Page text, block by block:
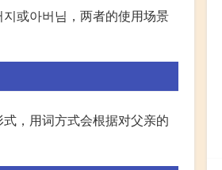
或아버님，两者的使用场景
，用词方式会根据对父亲的